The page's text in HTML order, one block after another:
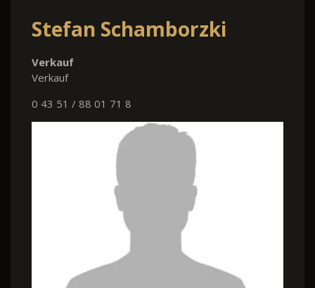
Stefan Schamborzki
Verkauf
Verkauf
0 43 51 / 88 01 71 8